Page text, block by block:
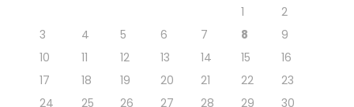
1
2
3
4 5 6 7 8
9
10
11 12 13 14 15
16
17
18 19 20 21 22
23
24
25 26 27 28 29
30